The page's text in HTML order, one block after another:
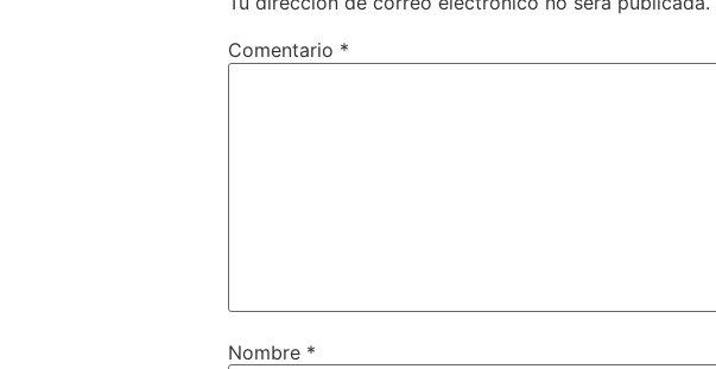
Comentario *
Nombre *